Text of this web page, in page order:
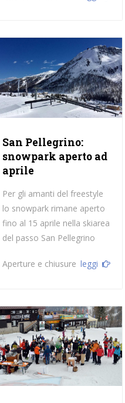
San Pellegrino:
snowpark aperto ad
aprile
Per gli amanti del freestyle
lo snowpark rimane aperto
fino al 15 aprile nella skiarea
del passo San Pellegrino
Aperture e chiusure leggi